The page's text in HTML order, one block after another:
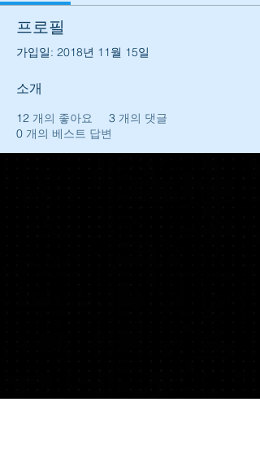
프로필
가입일: 2018년 11월 15일
소개
12 개의 좋아요 3 개의 댓글
0 개의 베스트 답변